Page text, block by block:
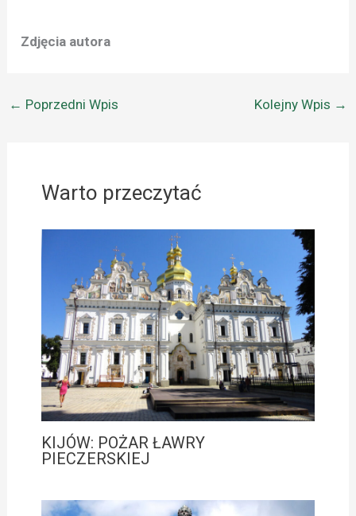
Zdjęcia autora
← Poprzedni Wpis Kolejny Wpis →
Warto przeczytać
KIJÓW: POŻAR ŁAWRY
PIECZERSKIEJ